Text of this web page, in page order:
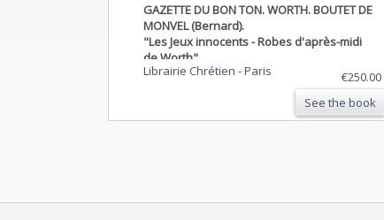
GAZETTE DU BON TON. WORTH. BOUTET DE
MONVEL (Bernard).
"Les Jeux innocents - Robes d'après-midi
de Worth".
Librairie Chrétien -Paris
€250.00
See the book